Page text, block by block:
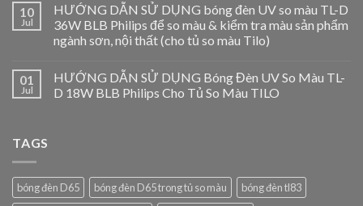
10
Jul
HƯỚNG DẪN SỬ DỤNG bóng đèn UV so màu TL-D
36W BLB Philips để so màu & kiểm tra màu sản phẩm
ngành sơn, nội thất (cho tủ so màu Tilo)
01
Jul
HƯỚNG DẪN SỬ DỤNG Bóng Đèn UV So Màu TL-
D 18W BLB Philips Cho Tủ So Màu TILO
TAGS
bóng đèn D65 bóng đèn D65 trong tủ so màu
bóng đèn tl83